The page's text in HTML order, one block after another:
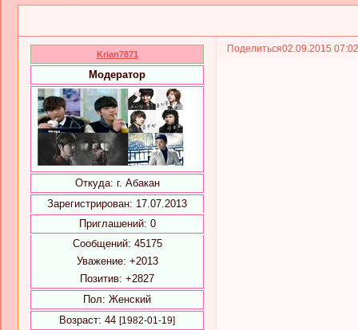
Поделиться02.09.2015
Krian7871
Модератор
Откуда: г. Абакан
Зарегистрирован: 17.07.2013
Приглашений: 0
Сообщений: 45175
Уважение: +2013
Позитив: +2827
Пол: Женский
Возраст: 44 [1982-01-19]